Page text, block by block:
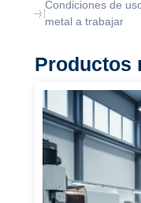
Condiciones de
metal a trabajar
Productos